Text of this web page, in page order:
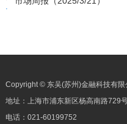
Copyright © 东吴(苏州)金融科技有限
地址：上海市浦东新区杨高南路729
电话： 021-60199752